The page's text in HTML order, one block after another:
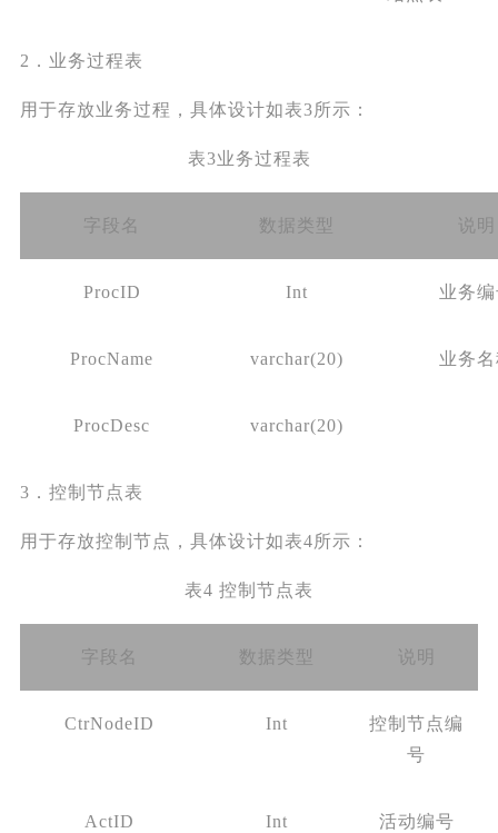
2．业务过程表
用于存放业务过程，具体设计如表3所示：
表3业务过程表
字段名 数据类型 说明
ProcID Int 业务
ProcName varchar(20) 业务
ProcDesc varchar(20)
3．控制节点表
用于存放控制节点，具体设计如表4所示：
表4 控制节点表
字段名 数据类型 说明
CtrNodeID Int
控制节点编
号
ActID Int 活动编号